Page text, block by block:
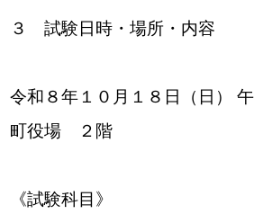
３ 試験日時・場所・内容
令和８年１０月１８日（日）
町役場 ２階
《試験科目》